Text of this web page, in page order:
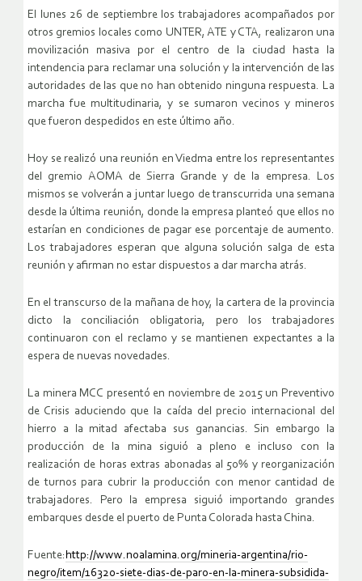
El lunes 26 de septiembre los trabajadores acompañados por
otros gremios locales como UNTER, ATE y CTA, realizaron una
movilización masiva por el centro de la ciudad hasta la
intendencia para reclamar una solución y la intervención de las
autoridades de las que no han obtenido ninguna respuesta. La
marcha fue multitudinaria, y se sumaron vecinos y mineros
que fueron despedidos en este último año.
Hoy se realizó una reunión en Viedma entre los representantes
del gremio AOMA de Sierra Grande y de la empresa. Los
mismos se volverán a juntar luego de transcurrida una semana
desde la última reunión, donde la empresa planteó que ellos no
estarían en condiciones de pagar ese porcentaje de aumento.
Los trabajadores esperan que alguna solución salga de esta
reunión y afirman no estar dispuestos a dar marcha atrás.
En el transcurso de la mañana de hoy, la cartera de la provincia
dicto la conciliación obligatoria, pero los trabajadores
continuaron con el reclamo y se mantienen expectantes a la
espera de nuevas novedades.
La minera MCC presentó en noviembre de 2015 un Preventivo
de Crisis aduciendo que la caída del precio internacional del
hierro a la mitad afectaba sus ganancias. Sin embargo la
producción de la mina siguió a pleno e incluso con la
realización de horas extras abonadas al 50% y reorganización
de turnos para cubrir la producción con menor cantidad de
trabajadores. Pero la empresa siguió importando grandes
embarques desde el puerto de Punta Colorada hasta China.
Fuente: http://www.noalamina.org/mineria-argentina/rio-
negro/item/16320-siete-dias-de-paro-en-la-minera-subsidida-